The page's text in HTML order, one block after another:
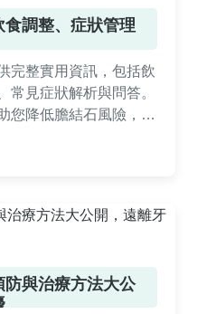
調整、症狀管理
完整實用資訊，包括飲
常見症狀解析與問答。
您降低膽結石風險，改
與治療方法大公